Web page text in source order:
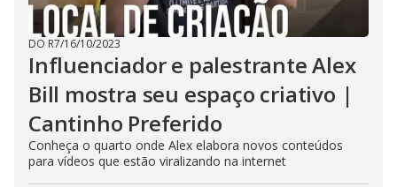
DO R7/16/10/2023
Influenciador e palestrante Alex
Bill mostra seu espaço criativo |
Cantinho Preferido
Conheça o quarto onde Alex elabora novos conteúdos
para vídeos que estão viralizando na internet